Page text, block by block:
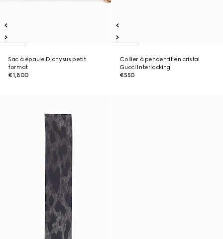
Sac à épaule Dionysus petit
format
€1,800
Collier à pendentif en cristal
Gucci Interlocking
€550